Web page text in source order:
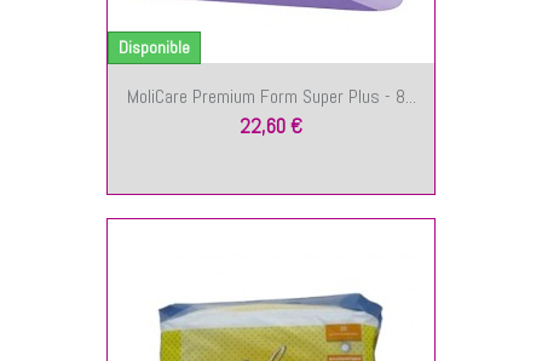
MoliCare Premium Form Super Plus - 8...
22,60 €
Disponible